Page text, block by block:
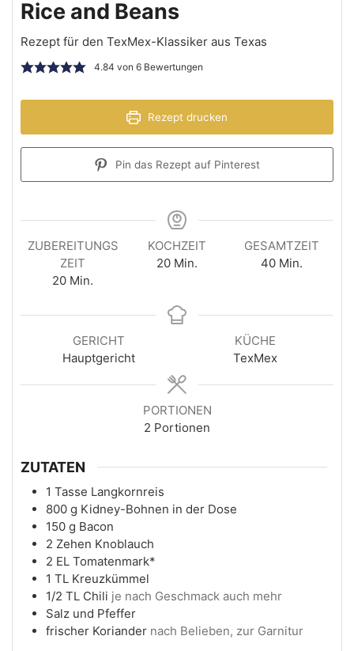
Rice and Beans
Rezept für den TexMex-Klassiker aus Texas
4.84 von 6Bewertungen
Rezept drucken
Pin das Rezept auf Pinterest
ZUBEREITUNGS
ZEIT
20 Min.
KOCHZEIT
20 Min.
GESAMTZEIT
40 Min.
GERICHT
Hauptgericht
KÜCHE
TexMex
PORTIONEN
2 Portionen
ZUTATEN
1 Tasse Langkornreis
800 g Kidney-Bohnen in der Dose
150 g Bacon
2 Zehen Knoblauch
2 EL Tomatenmark*
1 TL Kreuzkümmel
1/2 TL Chili je nach Geschmack auch mehr
Salz und Pfeffer
frischer Koriander nach Belieben, zur Garnitur